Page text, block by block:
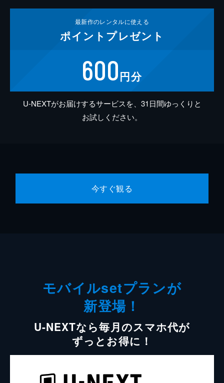
最新作のレンタルに使える
ポイント プレゼント
600円分
U-NEXTがお届けするサービスを、31日間ゆっくりと
お試しください。
今すぐ観る
モバイルsetプランが
新登場！
U-NEXTなら毎月のスマホ代が
ずっとお得に！